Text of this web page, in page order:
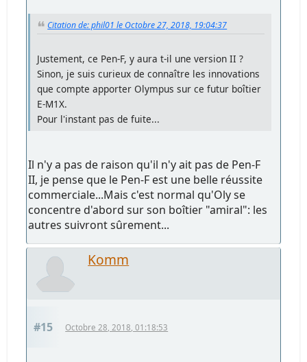
Citation de: phil01 le Octobre 27, 2018, 19:04:37
Justement, ce Pen-F, y aura t-il une version II ?
Sinon, je suis curieux de connaître les innovations
que compte apporter Olympus sur ce futur boîtier
E-M1X.
Pour l'instant pas de fuite...
Il n'y a pas de raison qu'il n'y ait pas de Pen-F
II, je pense que le Pen-F est une belle réussite
commerciale...Mais c'est normal qu'Oly se
concentre d'abord sur son boîtier "amiral": les
autres suivront sûrement...
Komm
#15 Octobre 28, 2018, 01:18:53